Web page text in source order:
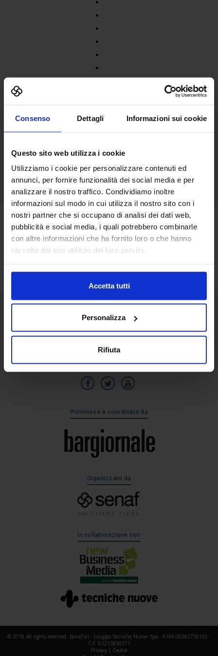
Consenso Dettagli Informazioni sui cookie
Questo sito web utilizza i cookie
Utilizziamo i cookie per personalizzare contenuti ed
annunci, per fornire funzionalità dei social media e per
analizzare il nostro traffico. Condividiamo inoltre
informazioni sul modo in cui utilizza il nostro sito con i
nostri partner che si occupano di analisi dei dati web,
pubblicità e social media, i quali potrebbero combinarle
con altre informazioni che ha fornito loro o che hanno
raccolto dal suo utilizzo dei loro servizi.
Accetta tutti
Personalizza
Rifiuta
15
Feb
Senaf srl
Via Eritrea 21/A
20157 | Milano | Italia
Promosso e coordinato da
Organizzato da
In collaborazione con
© 2018 All rights reserved. Senaf srl - Gruppo Tecniche Nuove Spa - P.IVA 06382730155 -
C.F. 02213830371
Privacy| Cookie